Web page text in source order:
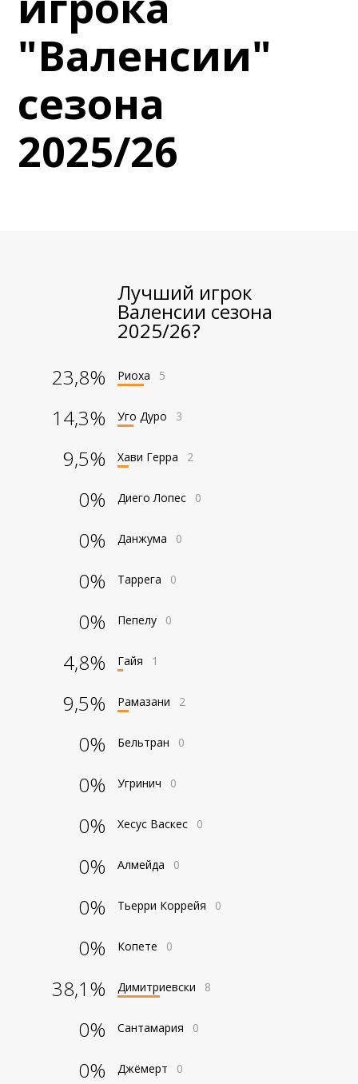
6 сентября (вс) в 16:15 (исп)
Валенсия — Барселона
примерно 13 сентября
Севилья — Валенсия
примерно 16 сентября
Алавес — Валенсия
примерно 20 сентября
Валенсия — Реал Сосьедад
"Валенсии"
сезона
2025/26
Лучший игрок
Валенсии сезона
2025/26?
23,8%
Риоха 5
14,3% Уго Дуро 3
9,5% Хави Герра 2
0% Диего Лопес 0
0% Данжума 0
0% Таррега 0
0% Пепелу 0
4,8% Гайя 1
9,5% Рамазани 2
0% Бельтран 0
0% Угринич 0
0% Хесус Васкес 0
0% Алмейда 0
0% Тьерри Коррейя 0
0% Копете 0
38,1% Димитриевски 8
0% Сантамария 0
0% Джёмерт 0